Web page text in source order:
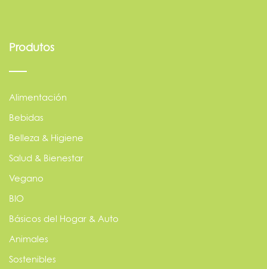
Produtos
Alimentación
Bebidas
Belleza & Higiene
Salud & Bienestar
Vegano
BIO
Básicos del Hogar & Auto
Animales
Sostenibles